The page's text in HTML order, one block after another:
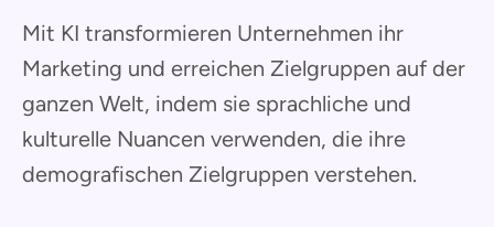
Mit KI transformieren Unternehmen ihr
Marketing und erreichen Zielgruppen auf der
ganzen Welt, indem sie sprachliche und
kulturelle Nuancen verwenden, die ihre
demografischen Zielgruppen verstehen.